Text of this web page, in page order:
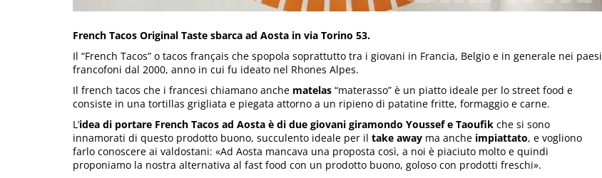
French Tacos Original Taste sbarca ad Aosta in via Torino 53.
Il “French Tacos” o tacos français che spopola soprattutto tra i giovani in Francia, Belgio e in generale nei paesi
francofoni dal 2000, anno in cui fu ideato nel Rhones Alpes.
Il french tacos che i francesi chiamano anche matelas “materasso” è un piatto ideale per lo street food e
consiste in una tortillas grigliata e piegata attorno a un ripieno di patatine fritte, formaggio e carne.
L’idea di portare French Tacos ad Aosta è di due giovani giramondo Youssef e Taoufik che si sono
innamorati di questo prodotto buono, succulento ideale per il take away ma anche impiattato, e vogliono
farlo conoscere ai valdostani: «Ad Aosta mancava una proposta così, a noi è piaciuto molto e quindi
proponiamo la nostra alternativa al fast food con un prodotto buono, goloso con prodotti freschi».